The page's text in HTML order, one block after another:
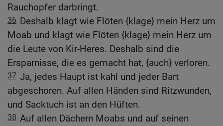
Rauchopfer darbringt.
36 Deshalb klagt wie Flöten {klage} mein Herz um
Moab und klagt wie Flöten {klage} mein Herz um
die Leute von Kir-Heres. Deshalb sind die
Ersparnisse, die es gemacht hat, {auch} verloren.
37 Ja, jedes Haupt ist kahl und jeder Bart
abgeschoren. Auf allen Händen sind Ritzwunden,
und Sacktuch ist an den Hüften.
38 Auf allen Dächern Moabs und auf seinen